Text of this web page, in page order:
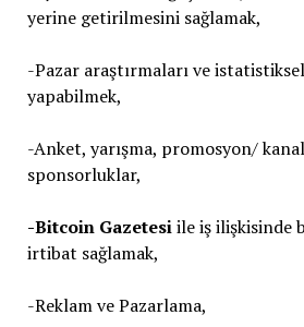
yerine getirilmesini sağlamak,
-Pazar araştırmaları ve
yapabilmek,
-Anket, yarışma, promosyon/
sponsorluklar,
-Bitcoin Gazetesiile iş ilişkisinde
irtibat sağlamak,
-Reklam ve Pazarlama,